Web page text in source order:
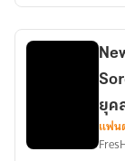
Sorcery
(ประวัติศาสตร์
แหละ
ยุค
แฟน